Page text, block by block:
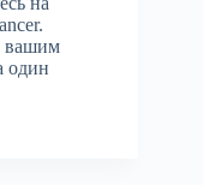
вашим
один